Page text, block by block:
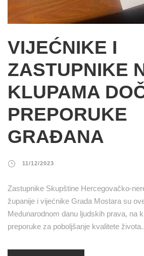
VIJEĆNIKE I
ZASTUPNIKE
KLUPAMA
PREPORUKE
GRAĐANA
11/12/2023
Zastupnike Skupštine Hercegovačko-
županije i vijećnike Grada Mostara su
Međunarodnom danu ljudskih prava, na
preporuke za poboljšanje kvalitete